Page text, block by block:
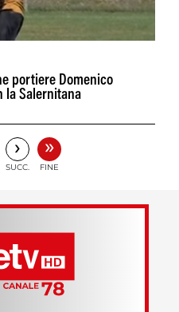
portiere Domenico
la Salernitana
›
SUCC.
»
FINE